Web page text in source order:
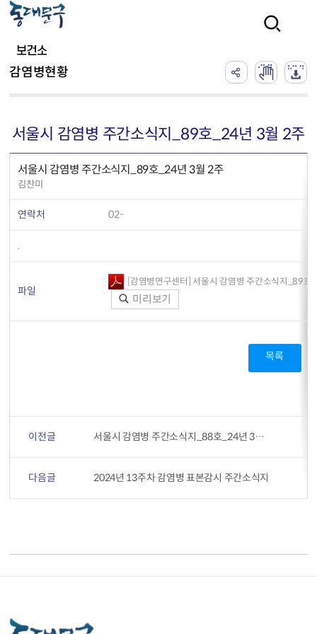
보건소
감염병현황
서울시 감염병 주간소식지_89호_24년 3월 2주
서울시 감염병 주간소식지_89호_24년 3월 2주
김찬미
연락처 02-
.
파일
[감염병연구센터] 서울시 감염병 주간소식지_89
미리보기
목록
이전글 서울시 감염병 주간소식지_88호_24년 3월 1주
다음글 2024년 13주차 감염병 표본감시 주간소식지